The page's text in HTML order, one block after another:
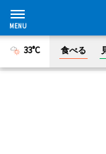
33°C 食べる